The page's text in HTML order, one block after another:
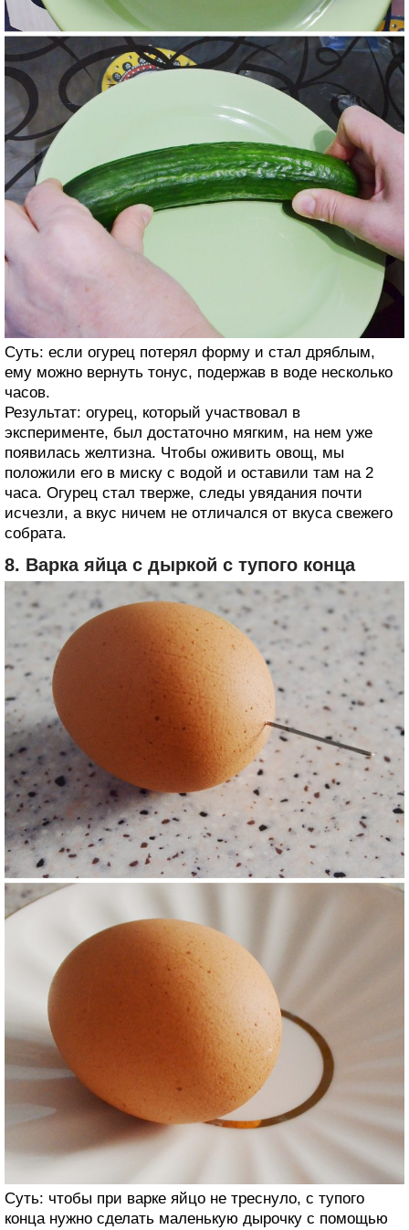
Суть: если огурец потерял форму и стал дряблым,
ему можно вернуть тонус, подержав в воде несколько
часов.
Результат: огурец, который участвовал в
эксперименте, был достаточно мягким, на нем уже
появилась желтизна. Чтобы оживить овощ, мы
положили его в миску с водой и оставили там на 2
часа. Огурец стал тверже, следы увядания почти
исчезли, а вкус ничем не отличался от вкуса свежего
собрата.
8. Варка яйца с дыркой с тупого конца
Суть: чтобы при варке яйцо не треснуло, с тупого
конца нужно сделать маленькую дырочку с помощью